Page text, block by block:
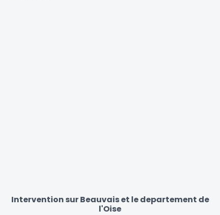
Intervention sur Beauvais et le departement de
l'Oise